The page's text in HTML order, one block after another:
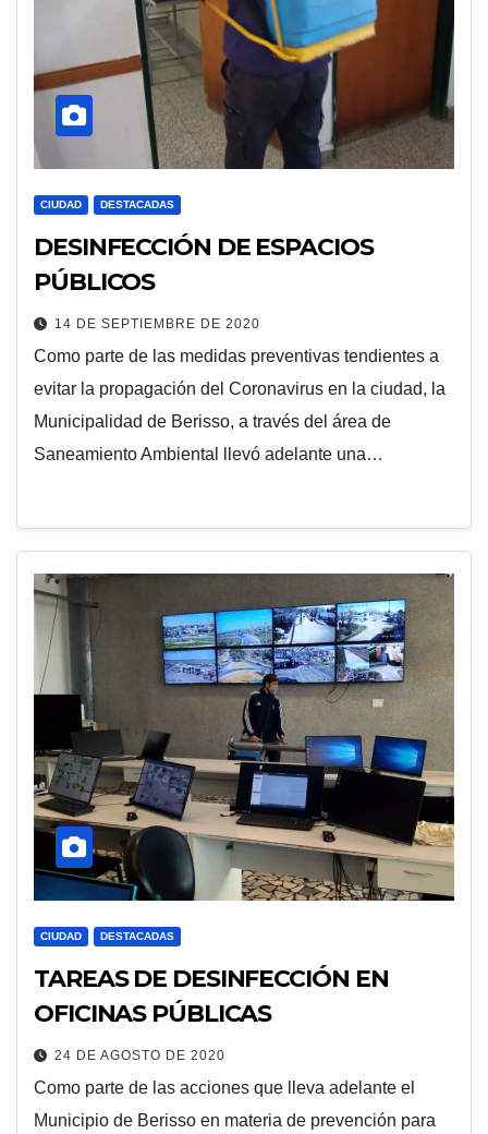
CIUDAD DESTACADAS
DESINFECCIÓN DE ESPACIOS
PÚBLICOS
14 DE SEPTIEMBRE DE 2020
Como parte de las medidas preventivas tendientes a
evitar la propagación del Coronavirus en la ciudad, la
Municipalidad de Berisso, a través del área de
Saneamiento Ambiental llevó adelante una…
CIUDAD DESTACADAS
TAREAS DE DESINFECCIÓN EN
OFICINAS PÚBLICAS
24 DE AGOSTO DE 2020
Como parte de las acciones que lleva adelante el
Municipio de Berisso en materia de prevención para